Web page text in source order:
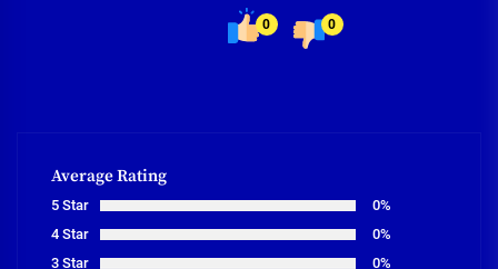
0 0
Average Rating
5 Star
0%
4 Star
0%
3 Star
0%